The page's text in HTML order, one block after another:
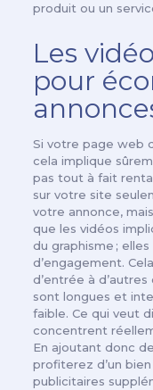
produit ou un
Les
pour
Si votre page web
cela implique
pas tout à fait
sur votre site
votre annonce,
que les vidéos
du graphisme ;
d’engagement.
d’entrée à
sont longues et
faible. Ce qui veut
concentrent
En ajoutant donc
profiterez d’un
publicitaires